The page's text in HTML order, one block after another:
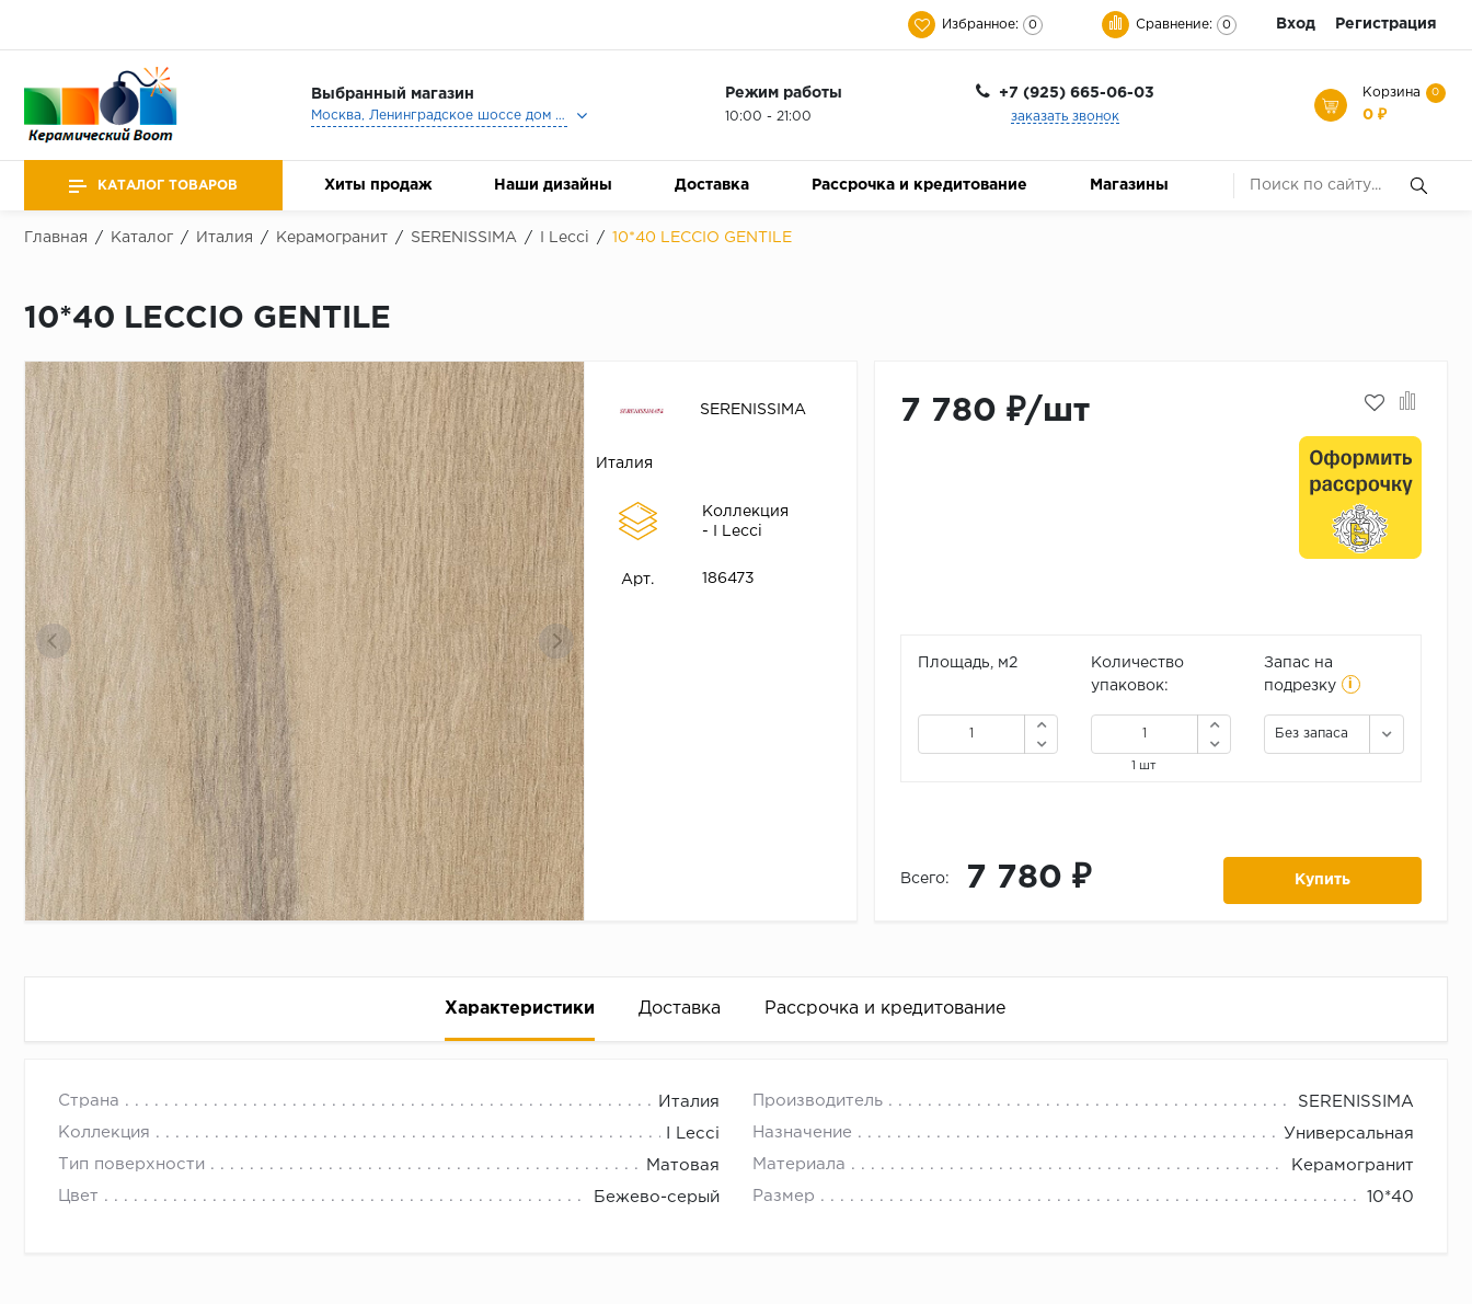
Избранное: 0 Сравнение: 0 Вход Регистрация
Выбранный магазин
Москва, Ленинградское шоссе дом 25, Торговый Центр Family Room, 2-ой этаж, Магазин Керамический Бум.
Режим работы
10:00 - 21:00
+7 (925) 665-06-03
заказать звонок
Корзина 0
0 ₽
КАТАЛОГ ТОВАРОВ Хиты продаж Наши дизайны Доставка Рассрочка и кредитование Магазины
Главная / Каталог / Италия / Керамогранит / SERENISSIMA / I Lecci / 10*40 LECCIO GENTILE
10*40 LECCIO GENTILE
SERENISSIMA
Италия
Коллекция
- I Lecci
Арт. 186473
7 780 ₽/шт
Площадь, м2
Количество
упаковок:
1 шт
Запас на
подрезку
i
Без запаса
Всего: 7 780 ₽ Купить
Характеристики Доставка Рассрочка и кредитование
Страна Италия Производитель SERENISSIMA
Коллекция I Lecci Назначение Универсальная
Тип поверхности Матовая Материала Керамогранит
Цвет Бежево-серый Размер
10*40